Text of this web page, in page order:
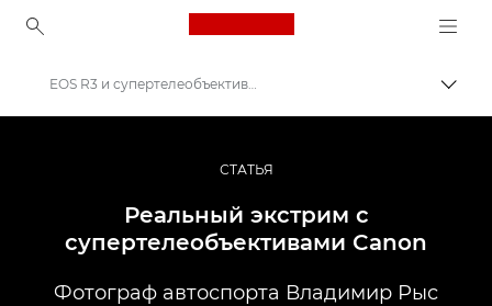
Canon Logo, back to
Профессиональная фото- и видеосъемка
EOS R3 и супертелеобъективы RF
СТАТЬЯ
Реальный экстрим с
супертелеобъективами Canon
Фотограф автоспорта Владимир Рыс